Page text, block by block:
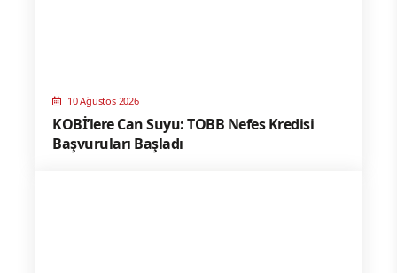
10 Ağustos 2026
KOBİ’lere Can Suyu: TOBB Nefes Kredisi
Başvuruları Başladı